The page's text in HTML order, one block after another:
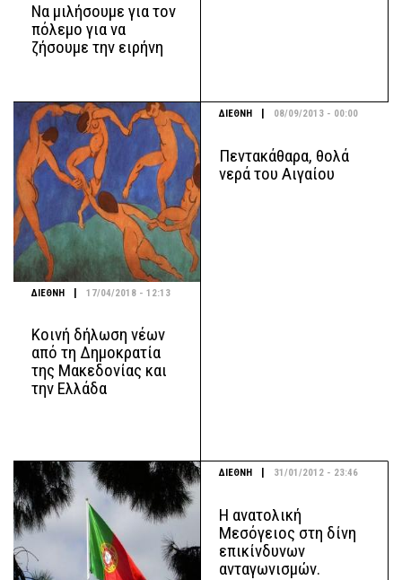
Να μιλήσουμε για τον
πόλεμο για να
ζήσουμε την ειρήνη
ΔΙΕΘΝΗ | 17/04/2018 - 12:13
Κοινή δήλωση νέων
από τη Δημοκρατία
της Μακεδονίας και
την Ελλάδα
ΔΙΕΘΝΗ 08/09/2013 - 00:00
Πεντακάθαρα, θολά
νερά του Αιγαίου
ΔΙΕΘΝΗ 31/01/2012 - 23:46
Η ανατολική
Μεσόγειος στη δίνη
επικίνδυνων
ανταγωνισμών.